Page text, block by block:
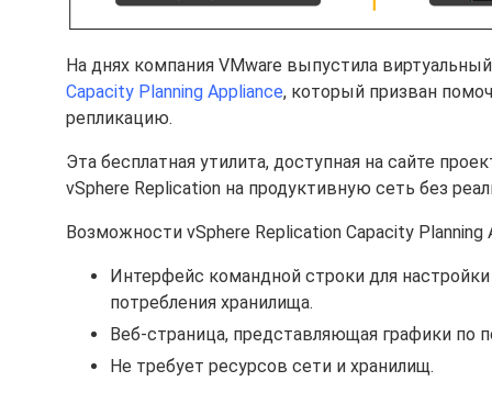
На днях компания VMware выпустила
Capacity Planning Appliance, который призван
репликацию.
Эта бесплатная утилита, доступная на сайте
vSphere Replication на продуктивную сеть без
Возможности vSphere Replication Capacity Planning
Интерфейс командной строки для
потребления хранилища.
Веб-страница, представляющая графики по
Не требует ресурсов сети и хранилищ.